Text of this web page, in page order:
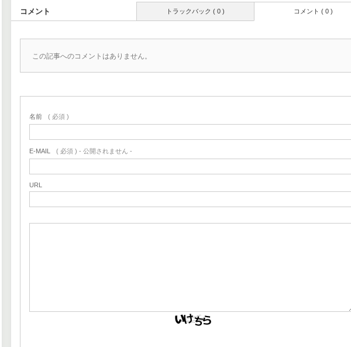
コメント トラックバック ( 0 ) コメント ( 0 )
この記事へのコメントはありません。
名前 ( 必須 )
E-MAIL ( 必須 ) - 公開されません -
URL